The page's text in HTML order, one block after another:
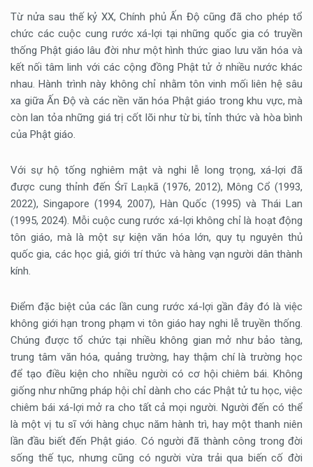
Từ nửa sau thế kỷ XX, Chính phủ Ấn Độ cũng đã cho phép tổ
chức các cuộc cung rước xá-lợi tại những quốc gia có truyền
thống Phật giáo lâu đời như một hình thức giao lưu văn hóa và
kết nối tâm linh với các cộng đồng Phật tử ở nhiều nước khác
nhau. Hành trình này không chỉ nhằm tôn vinh mối liên hệ sâu
xa giữa Ấn Độ và các nền văn hóa Phật giáo trong khu vực, mà
còn lan tỏa những giá trị cốt lõi như từ bi, tỉnh thức và hòa bình
của Phật giáo.
Với sự hộ tống nghiêm mật và nghi lễ long trọng, xá-lợi đã
được cung thỉnh đến Śrī Laṇkā (1976, 2012), Mông Cổ (1993,
2022), Singapore (1994, 2007), Hàn Quốc (1995) và Thái Lan
(1995, 2024). Mỗi cuộc cung rước xá-lợi không chỉ là hoạt động
tôn giáo, mà là một sự kiện văn hóa lớn, quy tụ nguyên thủ
quốc gia, các học giả, giới trí thức và hàng vạn người dân thành
kính.
Điểm đặc biệt của các lần cung rước xá-lợi gần đây đó là việc
không giới hạn trong phạm vi tôn giáo hay nghi lễ truyền thống.
Chúng được tổ chức tại nhiều không gian mở như bảo tàng,
trung tâm văn hóa, quảng trường, hay thậm chí là trường học
để tạo điều kiện cho nhiều người có cơ hội chiêm bái. Không
giống như những pháp hội chỉ dành cho các Phật tử tu học, việc
chiêm bái xá-lợi mở ra cho tất cả mọi người. Người đến có thể
là một vị tu sĩ với hàng chục năm hành trì, hay một thanh niên
lần đầu biết đến Phật giáo. Có người đã thành công trong đời
sống thế tục, nhưng cũng có người vừa trải qua biến cố đời